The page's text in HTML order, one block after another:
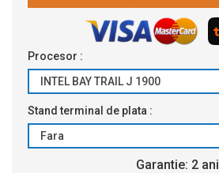
Procesor :
Stand terminal de plata :
Garantie: 2 ani